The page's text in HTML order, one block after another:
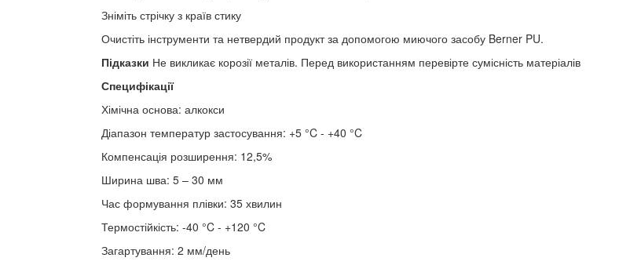
Зніміть стрічку з країв стику
Очистіть інструменти та нетвердий продукт за допомогою миючого засобу Berner PU.
Підказки Не викликає корозії металів. Перед використанням перевірте сумісність матеріалів
Специфікації
Хімічна основа: алкокси
Діапазон температур застосування: +5 °C - +40 °C
Компенсація розширення: 12,5%
Ширина шва: 5 – 30 мм
Час формування плівки: 35 хвилин
Термостійкість: -40 °C - +120 °C
Загартування: 2 мм/день